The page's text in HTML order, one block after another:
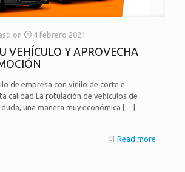
on 4 febrero 2021
VEHÍCULO Y APROVECHA
de empresa con vinilo de corte e
calidad.La rotulación de vehículos de
una manera muy económica […]
Read more